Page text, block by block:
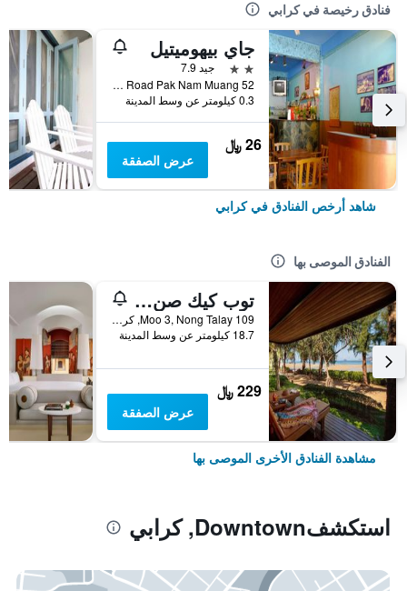
فنادق رخيصة في كرابي
جاي بيهوميتيل
2 نجمتين
جيد 7.9
52 Soi 5 Maharat Road Pak Nam Muang, كرابي, تايلاند
0.3 كيلومتر عن وسط المدينة
26 ﷼
عرض الصفقة
شاهد أرخص الفنادق في كرابي
الفنادق الموصى بها
توب كيك صن سيت بيتش ريزورت
109 Moo 3, Nong Talay, كرابي, تايلاند
18.7 كيلومتر عن وسط المدينة
229 ﷼
عرض الصفقة
مشاهدة الفنادق الأخرى الموصى بها
استكشفDowntown, كرابي